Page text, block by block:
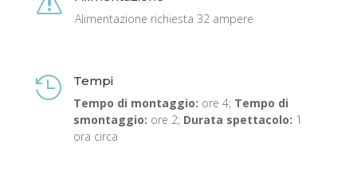
Alimentazione richiesta 32 ampere

Tempi
Tempo di montaggio: ore 4; Tempo di
smontaggio: ore 2; Durata spettacolo: 1
ora circa